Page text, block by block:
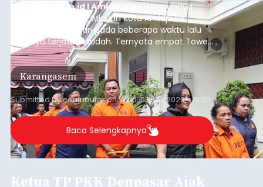
balitribune.co.id I Amlapura - Lumpuhnya
jaringan internet di wilayah Kota Amlapura
selama berhari-hari pada beberapa waktu lalu
akhirnya terjawab sudah. Ternyata empat Tower
BTS Seluler yang berada di lokasi berbeda di
wilayah Karangasem telah dibobol maling,
dimana bagian modul penguat signal yang
berada di Tower BTS Seluler itu hilang dicuri.
Karangasem
Submitted bycontributoronWed, 08/05/2026 - 18:03
Baca Selengkapnya
Ketua TP PKK Denpasar Ajak